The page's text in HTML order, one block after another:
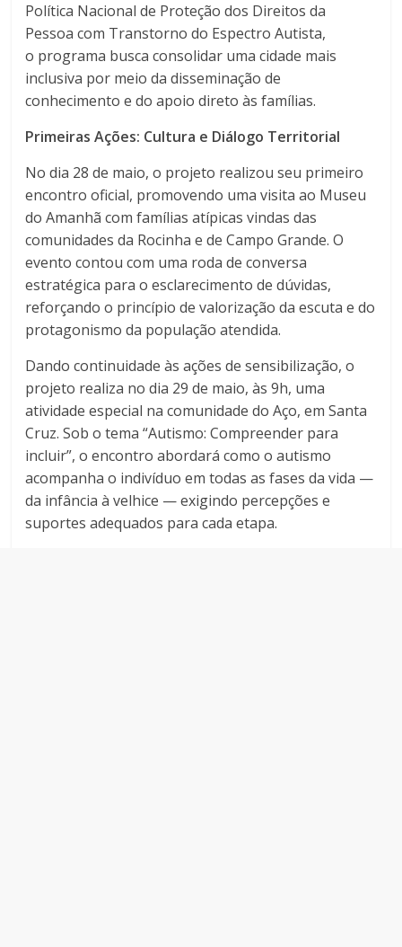
Política Nacional de Proteção dos Direitos da
Pessoa com Transtorno do Espectro Autista,
o programa busca consolidar uma cidade mais
inclusiva por meio da disseminação de
conhecimento e do apoio direto às famílias.
Primeiras Ações: Cultura e Diálogo Territorial
No dia 28 de maio, o projeto realizou seu primeiro
encontro oficial, promovendo uma visita ao Museu
do Amanhã com famílias atípicas vindas das
comunidades da Rocinha e de Campo Grande. O
evento contou com uma roda de conversa
estratégica para o esclarecimento de dúvidas,
reforçando o princípio de valorização da escuta e do
protagonismo da população atendida.
Dando continuidade às ações de sensibilização, o
projeto realiza no dia 29 de maio, às 9h, uma
atividade especial na comunidade do Aço, em Santa
Cruz. Sob o tema “Autismo: Compreender para
incluir”, o encontro abordará como o autismo
acompanha o indivíduo em todas as fases da vida —
da infância à velhice — exigindo percepções e
suportes adequados para cada etapa.